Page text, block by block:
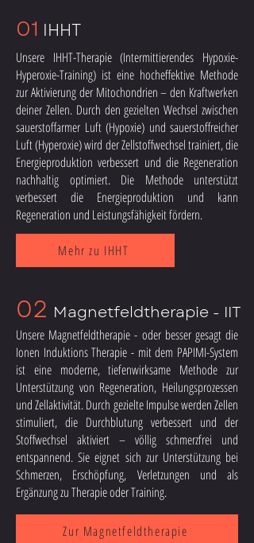
01 IHHT
Unsere IHHT-Therapie (Intermittierendes Hypoxie-
Hyperoxie-Training) ist eine hocheffektive Methode
zur Aktivierung der Mitochondrien – den Kraftwerken
deiner Zellen. Durch den gezielten Wechsel zwischen
sauerstoffarmer Luft (Hypoxie) und sauerstoffreicher
Luft (Hyperoxie) wird der Zellstoffwechsel trainiert, die
Energieproduktion verbessert und die Regeneration
nachhaltig optimiert. Die Methode unterstützt
verbessert die Energieproduktion und kann
Regeneration und Leistungsfähigkeit fördern.
Mehr zu IHHT
02 Magnetfeldtherapie - IIT
Unsere Magnetfeldtherapie - oder besser gesagt die
Ionen Induktions Therapie - mit dem PAPIMI-System
ist eine moderne, tiefenwirksame Methode zur
Unterstützung von Regeneration, Heilungsprozessen
und Zellaktivität. Durch gezielte Impulse werden Zellen
stimuliert, die Durchblutung verbessert und der
Stoffwechsel aktiviert – völlig schmerzfrei und
entspannend. Sie eignet sich zur Unterstützung bei
Schmerzen, Erschöpfung, Verletzungen und als
Ergänzung zu Therapie oder Training.
Zur Magnetfeldtherapie